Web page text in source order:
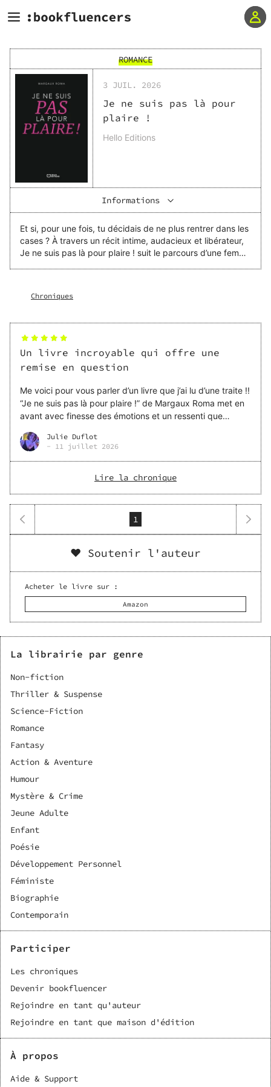
ROMANCE
3 JUIL. 2026
Je ne suis pas là pour
plaire !
Hello Editions
Informations
Et si, pour une fois, tu décidais de ne plus rentrer dans les
cases ? À travers un récit intime, audacieux et libérateur,
Je ne suis pas là pour plaire ! suit le parcours d’une femme
pleinement qui elle est. Un cri du cœur pour oser dire non,
Chroniques
Un livre incroyable qui offre une
remise en question
Me voici pour vous parler d’un livre que j’ai lu d’une traite !!
“Je ne suis pas là pour plaire !” de Margaux Roma met en
avant avec finesse des émotions et un ressenti que
que je conseille au grand nombre car vous connaissez
sûrement des perso
Julie Duflot
- 11 juillet 2026
Lire la chronique
1
❤️ Soutenir l'auteur
Acheter le livre sur :
Amazon
La librairie par genre
Non-fiction
Thriller & Suspense
Science-Fiction
Romance
Fantasy
Action & Aventure
Humour
Mystère & Crime
Jeune Adulte
Enfant
Poésie
Développement Personnel
Féministe
Biographie
Contemporain
Participer
Les chroniques
Devenir bookfluencer
Rejoindre en tant qu'auteur
Rejoindre en tant que maison d'édition
À propos
Aide & Support